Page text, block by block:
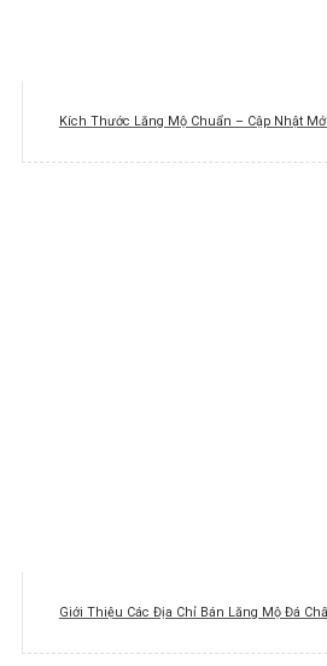
Kích Thước Lăng Mộ Chuẩn – Cập Nhật
Giới Thiệu Các Địa Chỉ Bán Lăng Mộ Đá